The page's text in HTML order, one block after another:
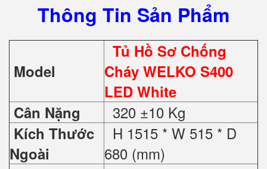
Thông Tin Sản Phẩm
Model
Tủ Hồ Sơ Chống
Cháy WELKO S400
LED White
Cân Nặng
320 ±10 Kg
Kích Thước
Ngoài
H 1515 * W 515 * D
680 (mm)